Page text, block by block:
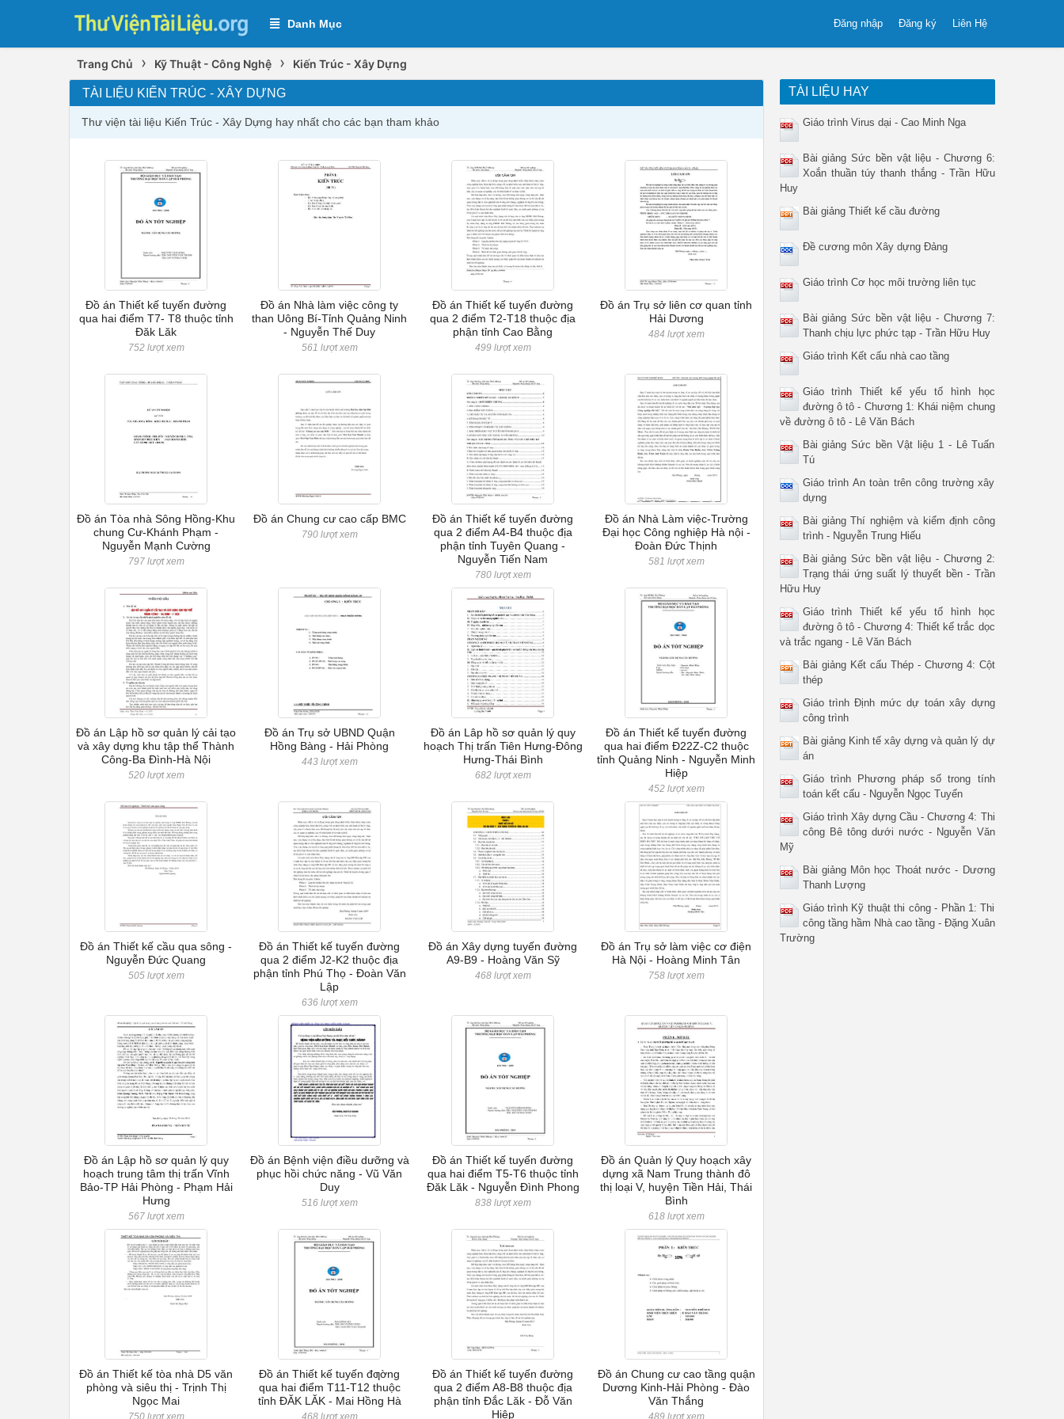
Danh Mục Liên Hệ
Đăng ký
Đăng nhập
Trang Chủ › Kỹ Thuật - Công Nghệ › Kiến Trúc - Xây Dựng
TÀI LIỆU KIẾN TRÚC - XÂY DỰNG
Thư viện tài liệu Kiến Trúc - Xây Dựng hay nhất cho các bạn tham khảo
Đồ án Thiết kế tuyến đường
qua hai điểm T7- T8 thuộc tỉnh
Đăk Lăk
752 lượt xem
Đồ án Nhà làm việc công ty
than Uông Bí-Tỉnh Quảng Ninh
- Nguyễn Thế Duy
561 lượt xem
Đồ án Thiết kế tuyến đường
qua 2 điểm T2-T18 thuộc địa
phận tỉnh Cao Bằng
499 lượt xem
Đồ án Trụ sở liên cơ quan tỉnh
Hải Dương
484 lượt xem
Đồ án Tòa nhà Sông Hồng-Khu
chung Cư-Khánh Phạm -
Nguyễn Mạnh Cường
797 lượt xem
Đồ án Chung cư cao cấp BMC
790 lượt xem
Đồ án Thiết kế tuyến đường
qua 2 điểm A4-B4 thuộc địa
phận tỉnh Tuyên Quang -
Nguyễn Tiến Nam
780 lượt xem
Đồ án Nhà Làm việc-Trường
Đại học Công nghiệp Hà nội -
Đoàn Đức Thịnh
581 lượt xem
Đồ án Lập hồ sơ quản lý cải tạo
và xây dựng khu tập thể Thành
Công-Ba Đình-Hà Nội
520 lượt xem
Đồ án Trụ sở UBND Quận
Hồng Bàng - Hải Phòng
443 lượt xem
Đồ án Lâp hồ sơ quản lý quy
hoạch Thị trấn Tiên Hưng-Đông
Hưng-Thái Bình
682 lượt xem
Đồ án Thiết kế tuyến đường
qua hai điểm Đ22Z-C2 thuộc
tỉnh Quảng Ninh - Nguyễn Minh
Hiệp
452 lượt xem
Đồ án Thiết kế cầu qua sông -
Nguyễn Đức Quang
505 lượt xem
Đồ án Thiết kế tuyến đường
qua 2 điểm J2-K2 thuộc địa
phận tỉnh Phú Thọ - Đoàn Văn
Lập
636 lượt xem
Đồ án Xây dựng tuyến đường
A9-B9 - Hoàng Văn Sỹ
468 lượt xem
Đồ án Trụ sở làm việc cơ điện
Hà Nội - Hoàng Minh Tân
758 lượt xem
Đồ án Lập hồ sơ quản lý quy
hoạch trung tâm thị trấn Vĩnh
Bảo-TP Hải Phòng - Phạm Hải
Hưng
567 lượt xem
Đồ án Bệnh viện điều dưỡng và
phục hồi chức năng - Vũ Văn
Duy
516 lượt xem
Đồ án Thiết kế tuyến đường
qua hai điểm T5-T6 thuộc tỉnh
Đăk Lăk - Nguyễn Đình Phong
838 lượt xem
Đồ án Quản lý Quy hoạch xây
dựng xã Nam Trung thành đô
thị loại V, huyện Tiền Hải, Thái
Bình
618 lượt xem
Đồ án Thiết kế tòa nhà D5 văn
phòng và siêu thị - Trịnh Thị
Ngọc Mai
750 lượt xem
Đồ án Thiết kế tuyến đƣờng
qua hai điểm T11-T12 thuộc
tỉnh ĐĂK LĂK - Mai Hồng Hà
468 lượt xem
Đồ án Thiết kế tuyến đường
qua 2 điểm A8-B8 thuộc địa
phận tỉnh Đắc Lăk - Đỗ Văn
Hiệp
Đồ án Chung cư cao tầng quận
Dương Kinh-Hải Phòng - Đào
Văn Thắng
489 lượt xem
TÀI LIỆU HAY
Giáo trình Virus dại - Cao Minh Nga
Bài giảng Sức bền vật liệu - Chương 6:
Xoắn thuần túy thanh thắng - Trần Hữu
Huy
Bài giảng Thiết kế cầu đường
Đề cương môn Xây dựng Đảng
Giáo trình Cơ học môi trường liên tục
Bài giảng Sức bền vật liệu - Chương 7:
Thanh chịu lực phức tạp - Trần Hữu Huy
Giáo trình Kết cấu nhà cao tầng
Giáo trình Thiết kế yếu tố hình học
đường ô tô - Chương 1: Khái niệm chung
về đường ô tô - Lê Văn Bách
Bài giảng Sức bền Vật liệu 1 - Lê Tuấn
Tú
Giáo trình An toàn trên công trường xây
dựng
Bài giảng Thí nghiệm và kiểm định công
trình - Nguyễn Trung Hiếu
Bài giảng Sức bền vật liệu - Chương 2:
Trạng thái ứng suất lý thuyết bền - Trần
Hữu Huy
Giáo trình Thiết kế yếu tố hình học
đường ô tô - Chương 4: Thiết kế trắc dọc
và trắc ngang - Lê Văn Bách
Bài giảng Kết cấu Thép - Chương 4: Cột
thép
Giáo trình Định mức dự toán xây dựng
công trình
Bài giảng Kinh tế xây dựng và quản lý dự
án
Giáo trình Phương pháp số trong tính
toán kết cấu - Nguyễn Ngọc Tuyến
Giáo trình Xây dựng Cầu - Chương 4: Thi
công Bê tông dưới nước - Nguyễn Văn
Mỹ
Bài giảng Môn học Thoát nước - Dương
Thanh Lượng
Giáo trình Kỹ thuật thi công - Phần 1: Thi
công tầng hầm Nhà cao tầng - Đặng Xuân
Trường